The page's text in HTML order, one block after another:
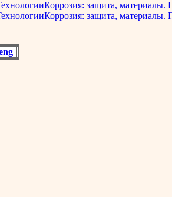
Коррозия: защита, материалы.
Коррозия: защита, материалы.